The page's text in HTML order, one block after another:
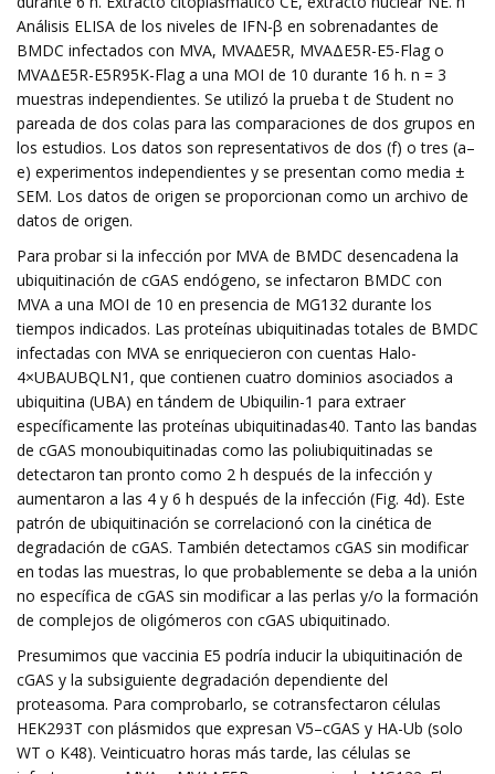
Análisis ELISA de los niveles de IFN-β en sobrenadantes de
BMDC infectados con MVA, MVA∆E5R, MVAΔE5R-E5-Flag o
MVAΔE5R-E5R95K-Flag a una MOI de 10 durante 16 h. n = 3
muestras independientes. Se utilizó la prueba t de Student no
pareada de dos colas para las comparaciones de dos grupos en
los estudios. Los datos son representativos de dos (f) o tres (a–
e) experimentos independientes y se presentan como media ±
SEM. Los datos de origen se proporcionan como un archivo de
datos de origen.
Para probar si la infección por MVA de BMDC desencadena la
ubiquitinación de cGAS endógeno, se infectaron BMDC con
MVA a una MOI de 10 en presencia de MG132 durante los
tiempos indicados. Las proteínas ubiquitinadas totales de BMDC
infectadas con MVA se enriquecieron con cuentas Halo-
4×UBAUBQLN1, que contienen cuatro dominios asociados a
ubiquitina (UBA) en tándem de Ubiquilin-1 para extraer
específicamente las proteínas ubiquitinadas40. Tanto las bandas
de cGAS monoubiquitinadas como las poliubiquitinadas se
detectaron tan pronto como 2 h después de la infección y
aumentaron a las 4 y 6 h después de la infección (Fig. 4d). Este
patrón de ubiquitinación se correlacionó con la cinética de
degradación de cGAS. También detectamos cGAS sin modificar
en todas las muestras, lo que probablemente se deba a la unión
no específica de cGAS sin modificar a las perlas y/o la formación
de complejos de oligómeros con cGAS ubiquitinado.
Presumimos que vaccinia E5 podría inducir la ubiquitinación de
cGAS y la subsiguiente degradación dependiente del
proteasoma. Para comprobarlo, se cotransfectaron células
HEK293T con plásmidos que expresan V5–cGAS y HA-Ub (solo
WT o K48). Veinticuatro horas más tarde, las células se